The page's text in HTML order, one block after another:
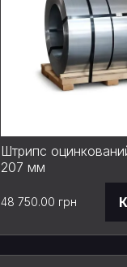
Штрипс
207 мм
48 750.00 грн